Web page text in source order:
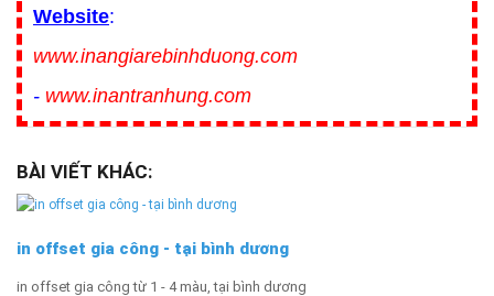
Website:
www.inangiarebinhduong.com
- www.inantranhung.com
BÀI VIẾT KHÁC:
in offset gia công - tại bình dương
in offset gia công từ 1 - 4 màu, tại bình dương